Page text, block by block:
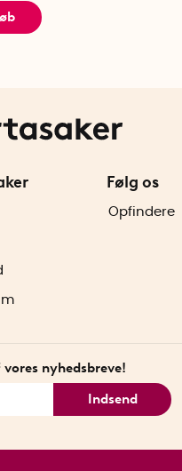
Følg os
Opfindere
nyhedsbreve!
Indsend